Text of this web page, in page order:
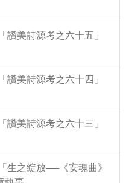
讚美詩源考之六十五」
讚美詩源考之六十四」
讚美詩源考之六十三」
生之綻放──《安魂曲》